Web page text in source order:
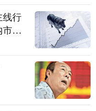
线行
场